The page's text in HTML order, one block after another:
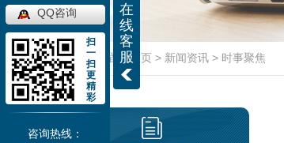
高塔滑模
当前位置：首页 > 新闻资讯 > 时事聚焦
在
线
客
服
QQ咨询
扫
一
扫
更
精
彩
咨询热线：